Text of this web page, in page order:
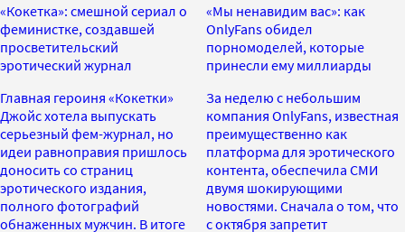
«Кокетка»: смешной сериал о
феминистке, создавшей
просветительский
эротический журнал
Главная героиня «Кокетки»
Джойс хотела выпускать
серьезный фем-журнал, но
идеи равноправия пришлось
доносить со страниц
эротического издания,
полного фотографий
обнаженных мужчин. В итоге
«Мы ненавидим вас»: как
OnlyFans обидел
порномоделей, которые
принесли ему миллиарды
За неделю с небольшим
компания OnlyFans, известная
преимущественно как
платформа для эротического
контента, обеспечила СМИ
двумя шокирующими
новостями. Сначала о том, что
с октября запретит